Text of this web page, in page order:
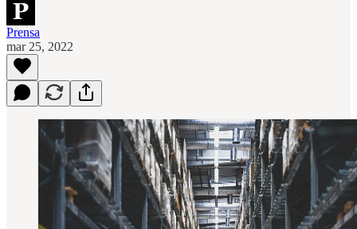
Prensa
mar 25, 2022